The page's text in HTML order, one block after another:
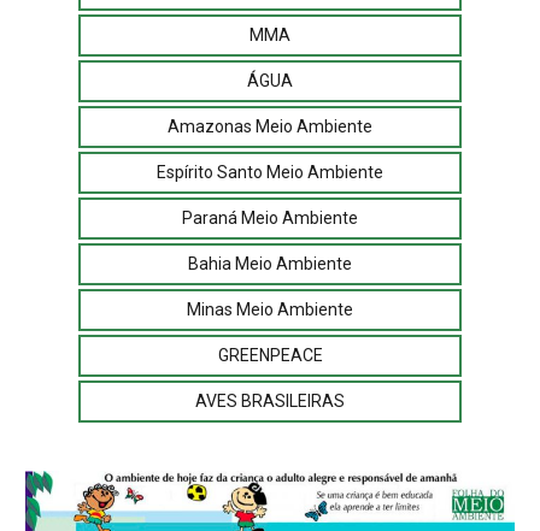
MMA
ÁGUA
Amazonas Meio Ambiente
Espírito Santo Meio Ambiente
Paraná Meio Ambiente
Bahia Meio Ambiente
Minas Meio Ambiente
GREENPEACE
AVES BRASILEIRAS